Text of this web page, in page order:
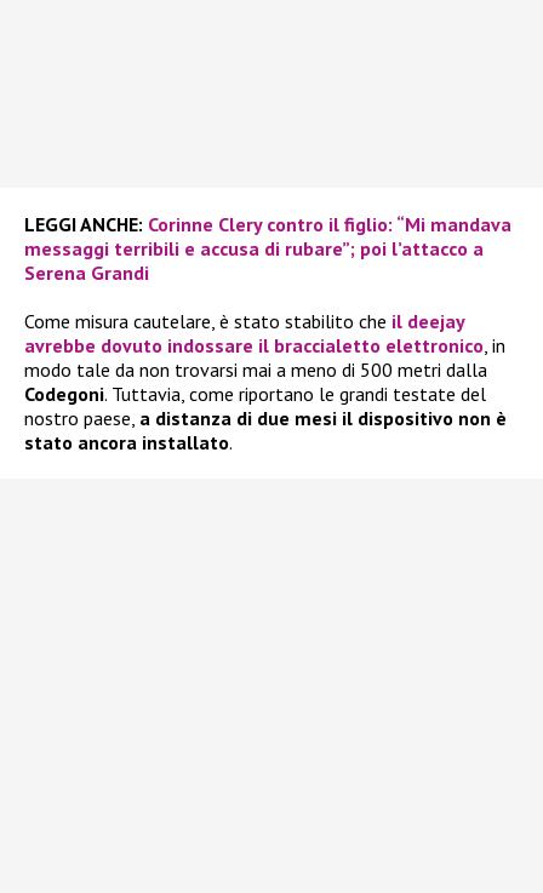
LEGGI ANCHE: Corinne Clery contro il figlio: “Mi mandava
messaggi terribili e accusa di rubare”; poi l’attacco a
Serena Grandi
Come misura cautelare, è stato stabilito che il deejay
avrebbe dovuto indossare il braccialetto elettronico , in
modo tale da non trovarsi mai a meno di 500 metri dalla
Codegoni. Tuttavia, come riportano le grandi testate del
nostro paese, a distanza di due mesi il dispositivo non è
stato ancora installato.